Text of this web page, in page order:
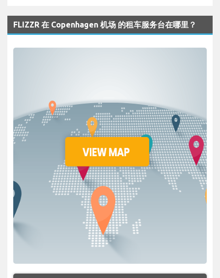
FLIZZR 在 Copenhagen 机场 的租车服务台在哪里？